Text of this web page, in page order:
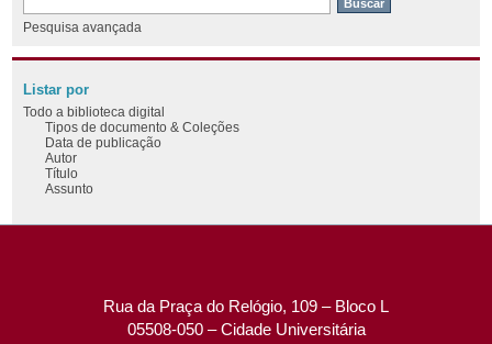
Pesquisa avançada
Listar por
Todo a biblioteca digital
Tipos de documento & Coleções
Data de publicação
Autor
Título
Assunto
Rua da Praça do Relógio, 109 – Bloco L
05508-050 – Cidade Universitária